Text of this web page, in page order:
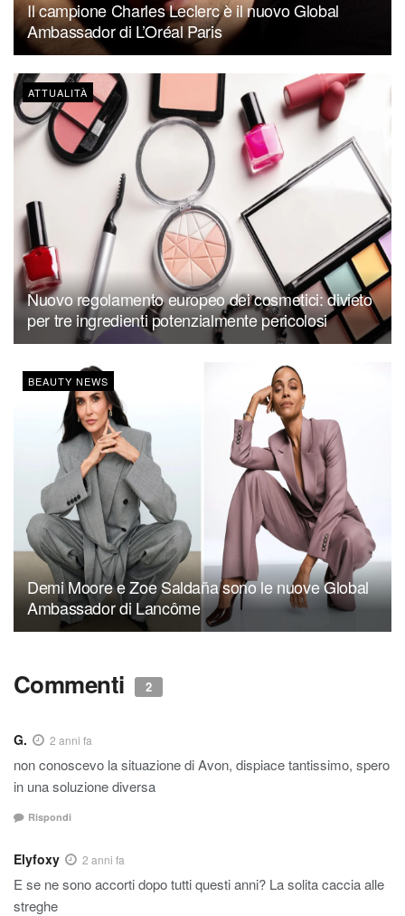
Il campione Charles Leclerc è il nuovo Global
Ambassador di L’Oréal Paris
ATTUALITÀ
Nuovo regolamento europeo dei cosmetici: divieto
per tre ingredienti potenzialmente pericolosi
BEAUTY NEWS
Demi Moore e Zoe Saldaña sono le nuove Global
Ambassador di Lancôme
Commenti 2
G. 2 anni fa
non conoscevo la situazione di Avon, dispiace tantissimo, spero
in una soluzione diversa
Rispondi
Elyfoxy 2 anni fa
E se ne sono accorti dopo tutti questi anni? La solita caccia alle
streghe